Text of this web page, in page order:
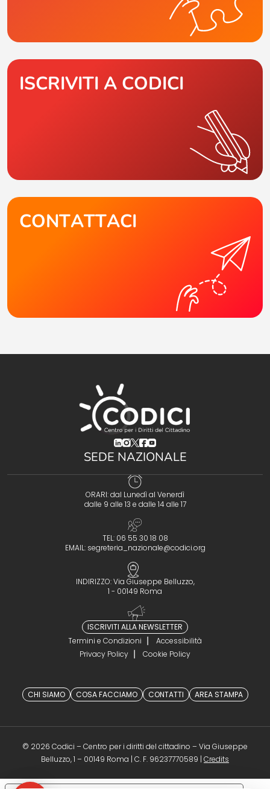
ISCRIVITI A CODICI
CONTATTACI
(opens in a new tab)
(opens in a new tab)
(opens in a new tab)
(opens in a new tab)
(opens in a new tab)
SEDE NAZIONALE
ORARI: dal Lunedì al Venerdì
dalle 9 alle 13 e dalle 14 alle 17
TEL: 06 55 30 18 08
EMAIL: segreteria_nazionale@codici.org
INDIRIZZO: Via Giuseppe Belluzzo,
1 - 00149 Roma
ISCRIVITI ALLA NEWSLETTER
Termini e Condizioni
Accessibilità
Privacy Policy
Cookie Policy
CHI SIAMO COSA FACCIAMO CONTATTI AREA STAMPA
© 2026 Codici – Centro per i diritti del cittadino – Via Giuseppe
Belluzzo, 1 – 00149 Roma | C. F. 96237770589 | Credits